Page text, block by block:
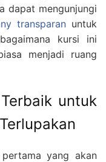
dapat mengunjungi
transparan untuk
kursi ini
menjadi ruang
untuk
yang akan